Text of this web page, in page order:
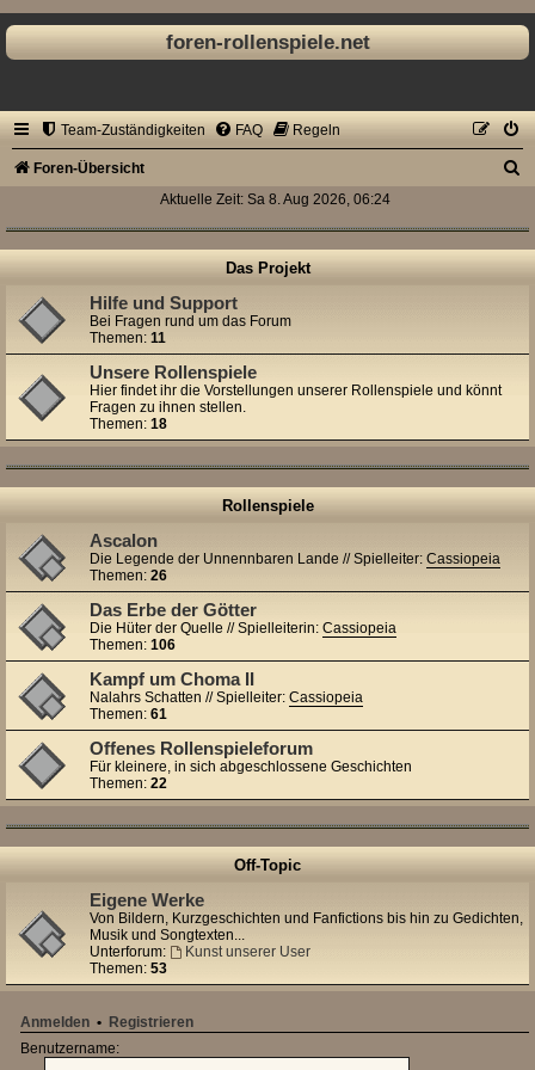
foren-rollenspiele.net
Team-Zuständigkeiten FAQ Regeln
Foren-Übersicht
c
h
Aktuelle Zeit: Sa 8. Aug 2026, 06:24
Das Projekt
Hilfe und Support
Bei Fragen rund um das Forum
Themen: 11
Unsere Rollenspiele
Hier findet ihr die Vorstellungen unserer Rollenspiele und könnt
Fragen zu ihnen stellen.
Themen: 18
Rollenspiele
Ascalon
Die Legende der Unnennbaren Lande // Spielleiter: Cassiopeia
Themen: 26
Das Erbe der Götter
Die Hüter der Quelle // Spielleiterin: Cassiopeia
Themen: 106
Kampf um Choma II
Nalahrs Schatten // Spielleiter: Cassiopeia
Themen: 61
Offenes Rollenspieleforum
Für kleinere, in sich abgeschlossene Geschichten
Themen: 22
Off-Topic
Eigene Werke
Von Bildern, Kurzgeschichten und Fanfictions bis hin zu Gedichten,
Musik und Songtexten...
Unterforum:
Kunst unserer User
Themen: 53
Anmelden • Registrieren
Benutzername: